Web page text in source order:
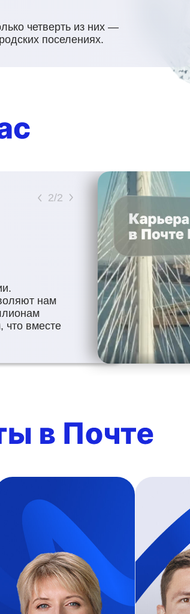
четверть из них —
поселениях.
нам
вместе
2/2